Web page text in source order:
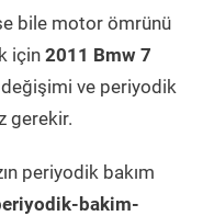
bile motor ömrünü
için 2011 Bmw 7
değişimi ve periyodik
gerekir.
periyodik bakım
bakim-